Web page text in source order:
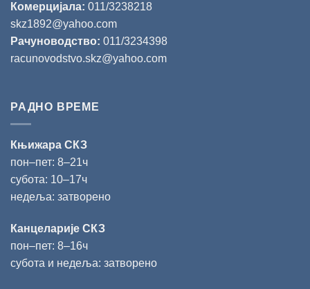
Комерцијала: 011/3238218
skz1892@yahoo.com
Рачуноводство: 011/3234398
racunovodstvo.skz@yahoo.com
РАДНО ВРЕМЕ
Књижара СКЗ
пон‒пет: 8‒21ч
субота: 10‒17ч
недеља: затворено
Канцеларије СКЗ
пон‒пет: 8‒16ч
субота и недеља: затворено